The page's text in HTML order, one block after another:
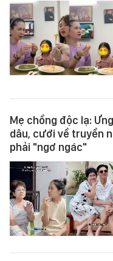
Mẹ chồng độc lạ:
dâu, cưới về truyền
phải "ngơ ngác"